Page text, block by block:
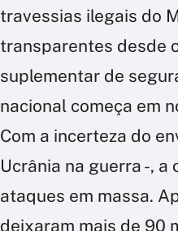
travessias ilegais do
transparentes desde
suplementar de
nacional começa em
Com a incerteza do
Ucrânia na guerra -, a
ataques em massa.
deixaram mais de 90